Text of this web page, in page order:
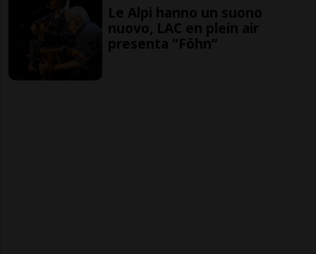
Le Alpi hanno un suono
nuovo, LAC en plein air
presenta “Föhn”